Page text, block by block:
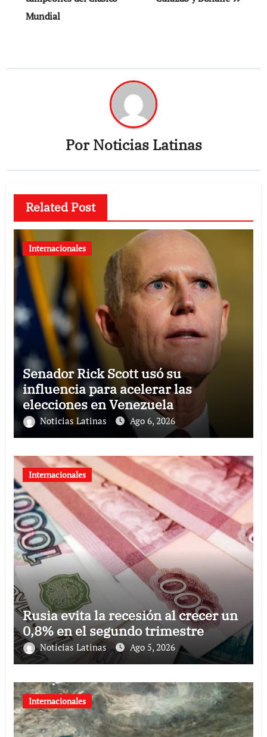
Mundial
PorNoticias Latinas
Related Post
Internacionales
Senador Rick Scott usó su
influencia para acelerar las
elecciones en Venezuela
Noticias Latinas Ago 6, 2026
Internacionales
Rusia evita la recesión al crecer un
0,8% en el segundo trimestre
Noticias Latinas Ago 5, 2026
Internacionales